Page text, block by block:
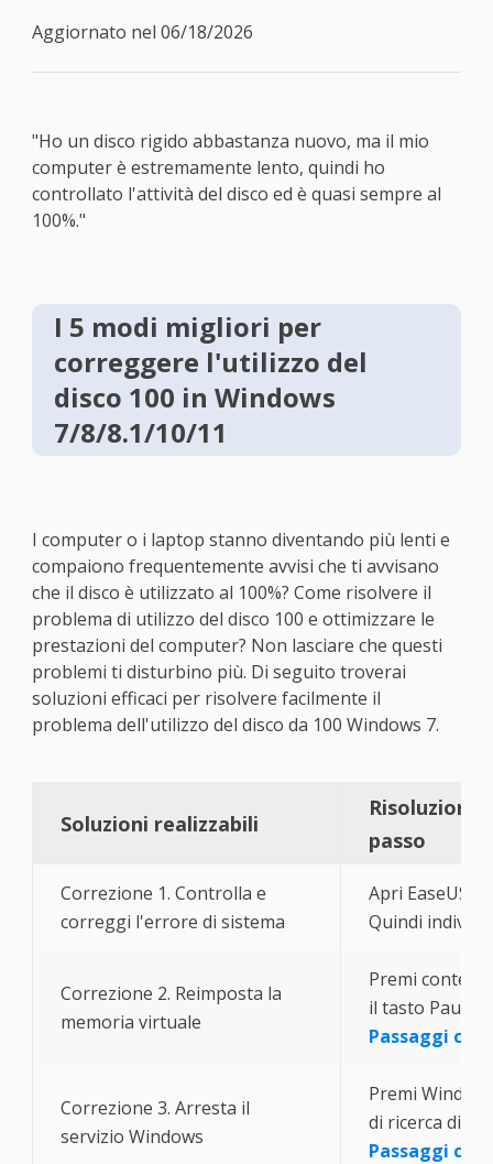
Aggiornato nel 06/18/2026
"Ho un disco rigido abbastanza nuovo, ma il mio
computer è estremamente lento, quindi ho
controllato l'attività del disco ed è quasi sempre al
100%."
I 5 modi migliori per
correggere l'utilizzo del
disco 100 in Windows
7/8/8.1/10/11
I computer o i laptop stanno diventando più lenti e
compaiono frequentemente avvisi che ti avvisano
che il disco è utilizzato al 100%? Come risolvere il
problema di utilizzo del disco 100 e ottimizzare le
prestazioni del computer? Non lasciare che questi
problemi ti disturbino più. Di seguito troverai
soluzioni efficaci per risolvere facilmente il
problema dell'utilizzo del disco da 100 Windows 7.
Soluzioni realizzabili
Risoluzione
passo
Correzione 1. Controlla e
correggi l'errore di sistema
Apri EaseUS
Quindi
Correzione 2. Reimposta la
memoria virtuale
Premi
il tasto Pausa/
Passaggi
Correzione 3. Arresta il
servizio Windows
Premi
di ricerca di
Passaggi